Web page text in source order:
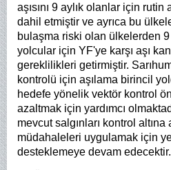
aşısını 9 aylık olanlar için rutin
dahil etmiştir ve ayrıca bu
bulaşma riski olan ülkelerden
yolcular için YF'ye karşı aşı
gereklilikleri getirmiştir.
kontrolü için aşılama birincil
hedefe yönelik vektör kontrol
azaltmak için yardımcı
mevcut salgınları kontrol
müdahaleleri uygulamak için
desteklemeye devam edecektir.